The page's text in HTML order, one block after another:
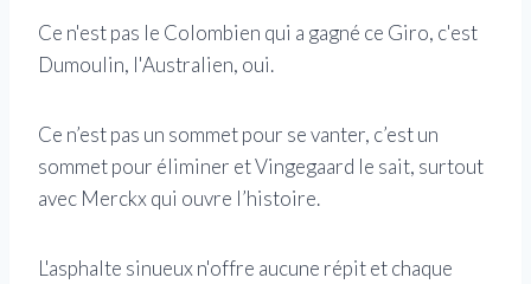
Ce n'est pas le Colombien qui a gagné ce Giro, c'est
Dumoulin, l'Australien, oui.
Ce n’est pas un sommet pour se vanter, c’est un
sommet pour éliminer et Vingegaard le sait, surtout
avec Merckx qui ouvre l’histoire.
L'asphalte sinueux n'offre aucune répit et chaque